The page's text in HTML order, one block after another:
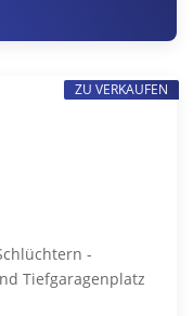
-
Tiefgaragenplatz
ZU VERKAUFEN